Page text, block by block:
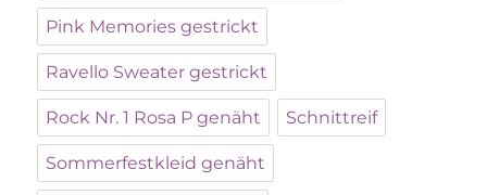
Pink Memories gestrickt
Ravello Sweater gestrickt
Rock Nr. 1 Rosa P genäht Schnittreif
Sommerfestkleid genäht